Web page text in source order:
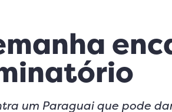
um Paraguai que pode